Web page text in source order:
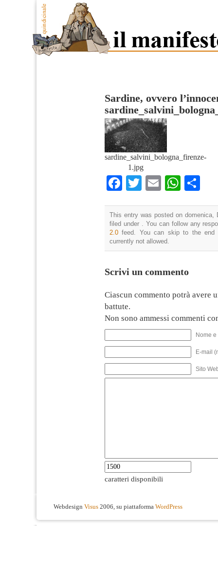
Sardine, ovvero
sardine_salvini_bologna_firenze-
1.jpg
Facebook
TwitterEmail
This entry was posted on
filed under . You can follow any
2.0 feed. You can skip to the end
currently not allowed.
Scrivi un commento
Ciascun commento potrà avere
battute.
Non sono ammessi commenti
Nome
E-mail
Sito
caratteri disponibili
Webdesign Visus 2006, su piattaforma WordPress